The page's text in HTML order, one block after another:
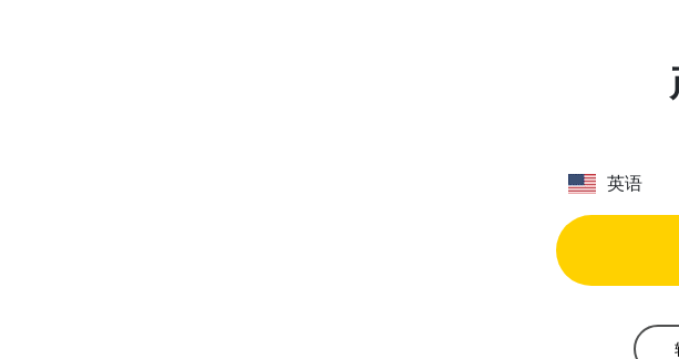
英语